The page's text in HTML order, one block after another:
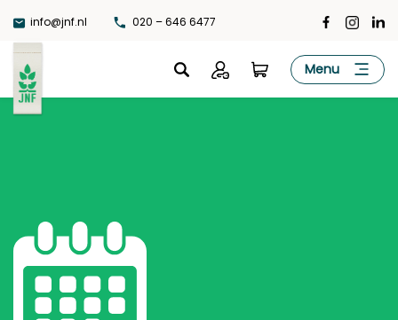
naar
de
inhoud
info@jnf.nl 020 – 646 6477
JNF Menu